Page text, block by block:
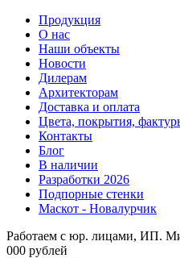
Продукция
О нас
Наши объекты
Новости
Дилерам
Архитекторам
Доставка и оплата
Цвета, покрытия,
Контакты
Блог
В наличии
Разработки 2026
Подпорные стенки
Маскот - Новалурчик
Работаем с юр. лицами, ИП.
000 рублей